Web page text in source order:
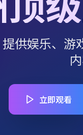
供娱乐、
立即观看